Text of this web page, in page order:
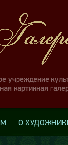
учреждение
картинная
О